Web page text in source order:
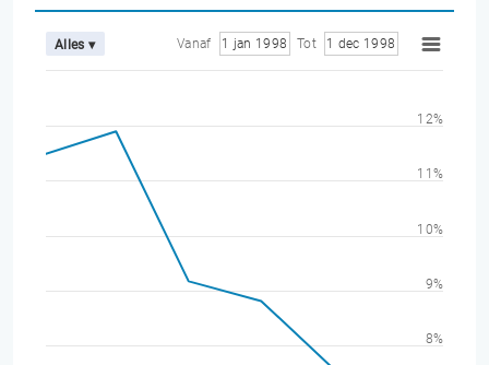
Alles ▾ Vanaf 1 jan 1998 Tot 1 dec 1998
8%
9%
10%
11%
12%